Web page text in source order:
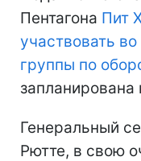
Пентагона Пит
участвовать
группы по
запланирована
Генеральный
Рютте, в свою